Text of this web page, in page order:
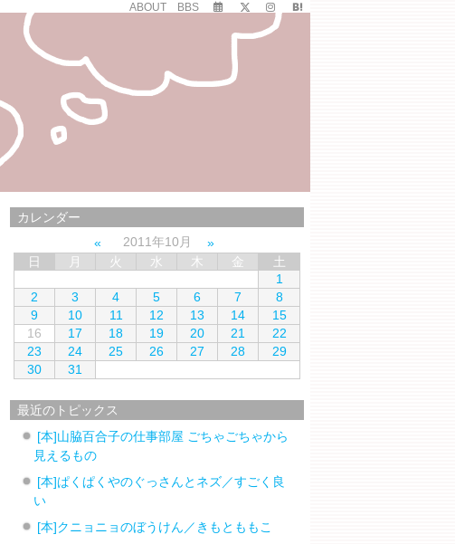
ABOUT BBS
カレンダー
2011年10月
日
月 火 水 木 金
土
1
2
3 4 5 6 7
8
9
10 11 12 13 14
15
16
17 18 19 20 21
22
23
24 25 26 27 28
29
30
31
最近のトピックス
[本]山脇百合子の仕事部屋 ごちゃごちゃから
見えるもの
[本]ぱくぱくやのぐっさんとネズ／すごく良
い
[本]クニョニョのぼうけん／きもとももこ